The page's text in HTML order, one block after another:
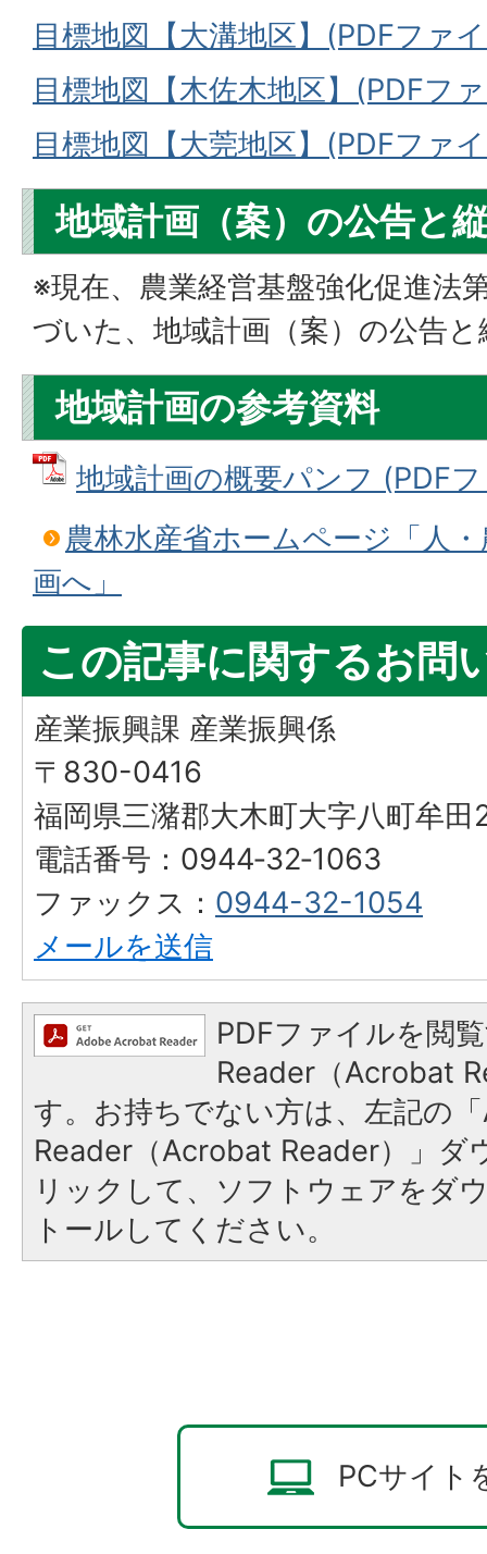
目標地図【大溝地区】(PDFファ
目標地図【木佐木地区】(PDFフ
目標地図【大莞地区】(PDFファ
地域計画（案）の公告と
※現在、農業経営基盤強化促進法
づいた、地域計画（案）の公告
地域計画の参考資料
地域計画の概要パンフ (PDF
農林水産省ホームページ「人
画へ」
この記事に関するお問
産業振興課 産業振興係
〒830-0416
福岡県三潴郡大木町大字八町牟
電話番号：0944‐32‐1063
ファックス： 0944-32-1054
メールを送信
PDFファイルを閲
Reader（Acrobat
す。お持ちでない方は、左記の
Reader（Acrobat Reader）」ダ
リックして、ソフトウェアをダ
トールしてください。
PCサイト